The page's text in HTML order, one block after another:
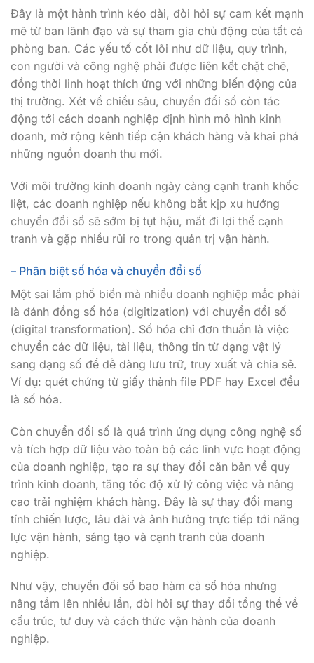
Đây là một hành trình kéo dài, đòi hỏi sự cam kết mạnh
mẽ từ ban lãnh đạo và sự tham gia chủ động của tất cả
phòng ban. Các yếu tố cốt lõi như dữ liệu, quy trình,
con người và công nghệ phải được liên kết chặt chẽ,
đồng thời linh hoạt thích ứng với những biến động của
thị trường. Xét về chiều sâu, chuyển đổi số còn tác
động tới cách doanh nghiệp định hình mô hình kinh
doanh, mở rộng kênh tiếp cận khách hàng và khai phá
những nguồn doanh thu mới.
Với môi trường kinh doanh ngày càng cạnh tranh khốc
liệt, các doanh nghiệp nếu không bắt kịp xu hướng
chuyển đổi số sẽ sớm bị tụt hậu, mất đi lợi thế cạnh
tranh và gặp nhiều rủi ro trong quản trị vận hành.
– Phân biệt số hóa và chuyển đổi số
Một sai lầm phổ biến mà nhiều doanh nghiệp mắc phải
là đánh đồng số hóa (digitization) với chuyển đổi số
(digital transformation). Số hóa chỉ đơn thuần là việc
chuyển các dữ liệu, tài liệu, thông tin từ dạng vật lý
sang dạng số để dễ dàng lưu trữ, truy xuất và chia sẻ.
Ví dụ: quét chứng từ giấy thành file PDF hay Excel đều
là số hóa.
Còn chuyển đổi số là quá trình ứng dụng công nghệ số
và tích hợp dữ liệu vào toàn bộ các lĩnh vực hoạt động
của doanh nghiệp, tạo ra sự thay đổi căn bản về quy
trình kinh doanh, tăng tốc độ xử lý công việc và nâng
cao trải nghiệm khách hàng. Đây là sự thay đổi mang
tính chiến lược, lâu dài và ảnh hưởng trực tiếp tới năng
lực vận hành, sáng tạo và cạnh tranh của doanh
nghiệp.
Như vậy, chuyển đổi số bao hàm cả số hóa nhưng
nâng tầm lên nhiều lần, đòi hỏi sự thay đổi tổng thể về
cấu trúc, tư duy và cách thức vận hành của doanh
nghiệp.